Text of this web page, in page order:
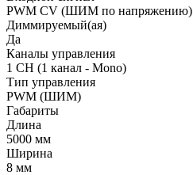
PWM СV (ШИМ по напряжению)
Диммируемый(ая)
Да
Каналы управления
1 CH (1 канал - Mono)
Тип управления
PWM (ШИМ)
Габариты
Длина
5000 мм
Ширина
8 мм